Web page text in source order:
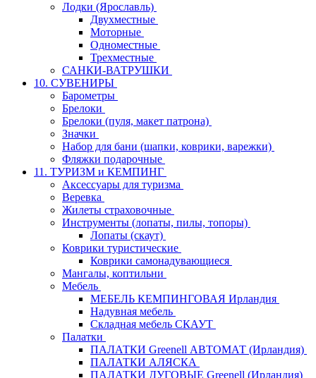
Лодки (Ярославль)
Двухместные
Моторные
Одноместные
Трехместные
САНКИ-ВАТРУШКИ
10. СУВЕНИРЫ
Барометры
Брелоки
Брелоки (пуля, макет патрона)
Значки
Набор для бани (шапки, коврики, варежки)
Фляжки подарочные
11. ТУРИЗМ и КЕМПИНГ
Аксессуары для туризма
Веревка
Жилеты страховочные
Инструменты (лопаты, пилы, топоры)
Лопаты (скаут)
Коврики туристические
Коврики самонадувающиеся
Мангалы, коптильни
Мебель
МЕБЕЛЬ КЕМПИНГОВАЯ Ирландия
Надувная мебель
Складная мебель СКАУТ
Палатки
ПАЛАТКИ Greenell АВТОМАТ (Ирландия)
ПАЛАТКИ АЛЯСКА
ПАЛАТКИ ДУГОВЫЕ Greenell (Ирландия)